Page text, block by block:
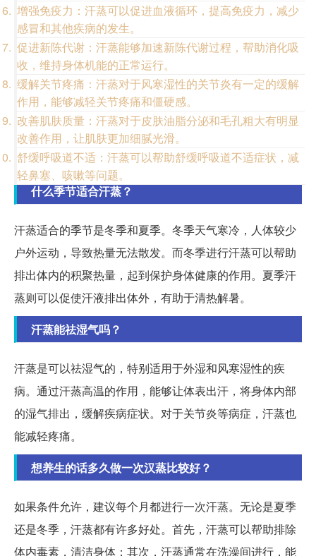
增强免疫力：汗蒸可以促进血液循环，提高免疫力，减少
感冒和其他疾病的发生。
促进新陈代谢：汗蒸能够加速新陈代谢过程，帮助消化吸
收，维持身体机能的正常运行。
缓解关节疼痛：汗蒸对于风寒湿性的关节炎有一定的缓解
作用，能够减轻关节疼痛和僵硬感。
改善肌肤质量：汗蒸对于皮肤油脂分泌和毛孔粗大有明显
改善作用，让肌肤更加细腻光滑。
舒缓呼吸道不适：汗蒸可以帮助舒缓呼吸道不适症状，减
轻鼻塞、咳嗽等问题。
什么季节适合汗蒸？
汗蒸适合的季节是冬季和夏季。冬季天气寒冷，人体较少
户外运动，导致热量无法散发。而冬季进行汗蒸可以帮助
排出体内的积聚热量，起到保护身体健康的作用。夏季汗
蒸则可以促使汗液排出体外，有助于清热解暑。
汗蒸能祛湿气吗？
汗蒸是可以祛湿气的，特别适用于外湿和风寒湿性的疾
病。通过汗蒸高温的作用，能够让体表出汗，将身体内部
的湿气排出，缓解疾病症状。对于关节炎等病症，汗蒸也
能减轻疼痛。
想养生的话多久做一次汉蒸比较好？
如果条件允许，建议每个月都进行一次汗蒸。无论是夏季
还是冬季，汗蒸都有许多好处。首先，汗蒸可以帮助排除
体内毒素，清洁身体；其次，汗蒸通常在洗澡间进行，能